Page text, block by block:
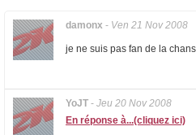
damonx - Ven 21 Nov 2008
je ne suis pas fan de la
YoJT - Jeu 20 Nov 2008
En réponse à...(cliquez ici)